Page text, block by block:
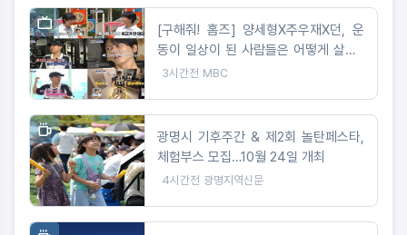
[구해줘! 홈즈] 양세형X주우재X던, 운
동이 일상이 된 사람들은 어떻게 살까?
'운동세권' 임장 특집!
3시간전 MBC
광명시 기후주간 & 제2회 놀탄페스타,
체험부스 모집…10월 24일 개최
4시간전 광명지역신문